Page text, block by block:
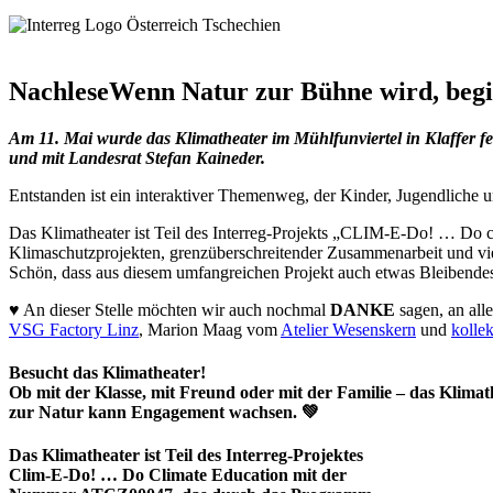
NachleseWenn Natur zur Bühne wird,
Am 11. Mai wurde das Klimatheater im Mühlfunviertel in Klaffer
und mit Landesrat Stefan Kaineder.
Entstanden ist ein interaktiver Themenweg, der Kinder, Jugendliche
Das Klimatheater ist Teil des Interreg-Projekts „CLIM-E-Do! … Do
Klimaschutzprojekten, grenzüberschreitender Zusammenarbeit und
Schön, dass aus diesem umfangreichen Projekt auch etwas
♥ An dieser Stelle möchten wir auch nochmal DANKE sagen, an
VSG Factory Linz, Marion Maag vom Atelier Wesenskern und
Besucht das Klimatheater!
Ob mit der Klasse, mit Freund oder mit der Familie – das
zur Natur kann Engagement wachsen. 💚
Das Klimatheater ist Teil des Interreg-Projektes
Clim-E-Do! … Do Climate Education mit der